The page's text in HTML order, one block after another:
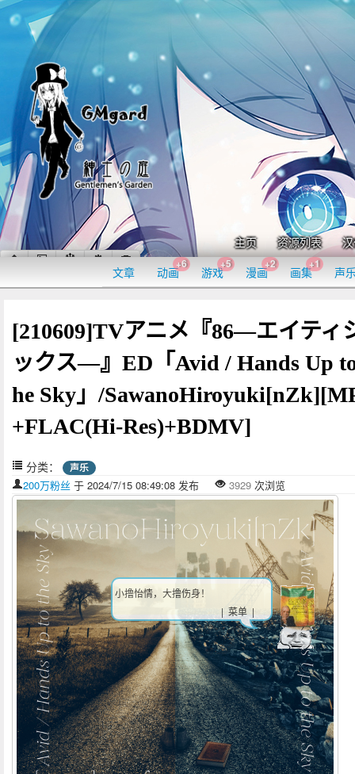
主页 资源列表
文章 动画
+6
游戏
+5
漫画
+2
画集
+1
声
[210609]TVアニメ『86―エイティ
ックス―』ED「Avid / Hands Up
he Sky」/
+FLAC(Hi-Res)+BDMV]
分类： 声乐
200万粉丝 于 2024/7/15 08:49:08 发布 3929 次浏览
小撸怡情，大撸伤身！
| 菜单 |